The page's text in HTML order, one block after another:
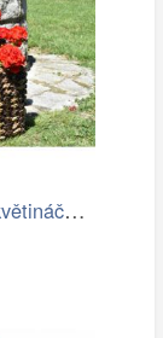
Vingo Sada 3 květináčů s úchyty z…